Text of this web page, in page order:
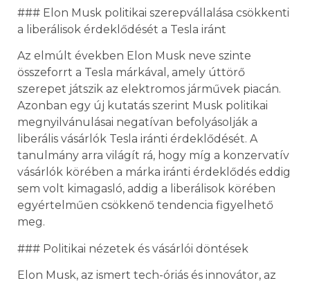
### Elon Musk politikai szerepvállalása csökkenti
a liberálisok érdeklődését a Tesla iránt
Az elmúlt években Elon Musk neve szinte
összeforrt a Tesla márkával, amely úttörő
szerepet játszik az elektromos járművek piacán.
Azonban egy új kutatás szerint Musk politikai
megnyilvánulásai negatívan befolyásolják a
liberális vásárlók Tesla iránti érdeklődését. A
tanulmány arra világít rá, hogy míg a konzervatív
vásárlók körében a márka iránti érdeklődés eddig
sem volt kimagasló, addig a liberálisok körében
egyértelműen csökkenő tendencia figyelhető
meg.
### Politikai nézetek és vásárlói döntések
Elon Musk, az ismert tech-óriás és innovátor, az